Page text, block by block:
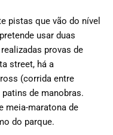
pistas que vão do nível
usar duas
provas de
street, há a
(corrida entre
de manobras.
meia-maratona de
do parque.